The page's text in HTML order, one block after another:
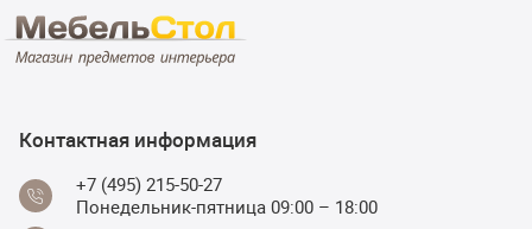
Контактная информация
+7 (495) 215-50-27
Понедельник-пятница 09:00 – 18:00